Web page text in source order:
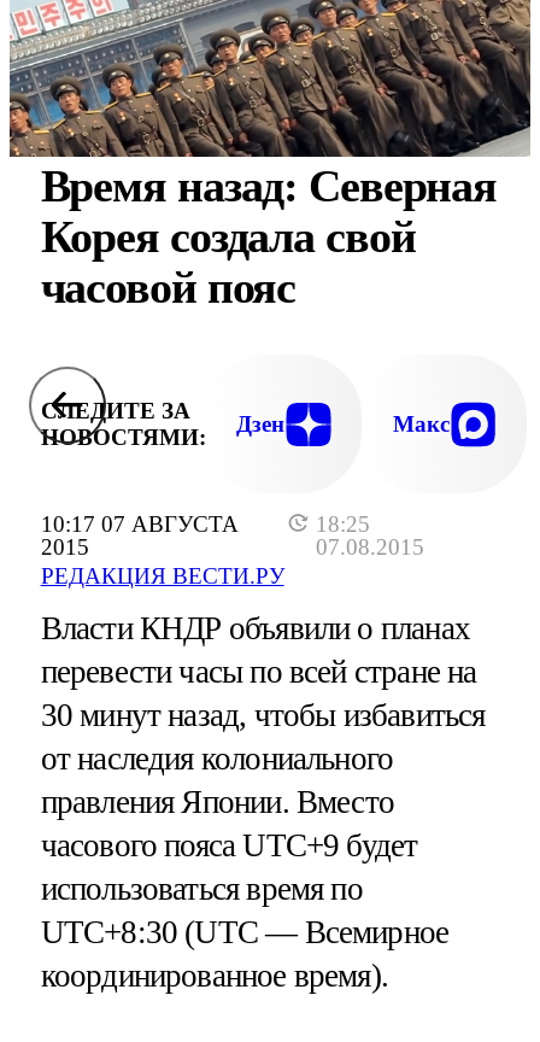
10:17 07 АВГУСТА
2015
18:25
07.08.2015
РЕДАКЦИЯ ВЕСТИ.РУ
Время назад: Северная
Корея создала свой
часовой пояс
СЛЕДИТЕ ЗА
НОВОСТЯМИ:
Дзен Макс
Власти КНДР объявили о планах
перевести часы по всей стране на
30 минут назад, чтобы избавиться
от наследия колониального
правления Японии. Вместо
часового пояса UTC+9 будет
использоваться время по
UTC+8:30 (UTC — Всемирное
координированное время).